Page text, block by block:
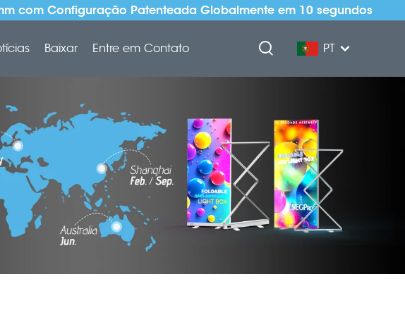
com Configuração Patenteada Globalmente em 10 segundos
Baixar Entre em Contato PT